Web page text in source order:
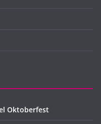
Oktoberfest